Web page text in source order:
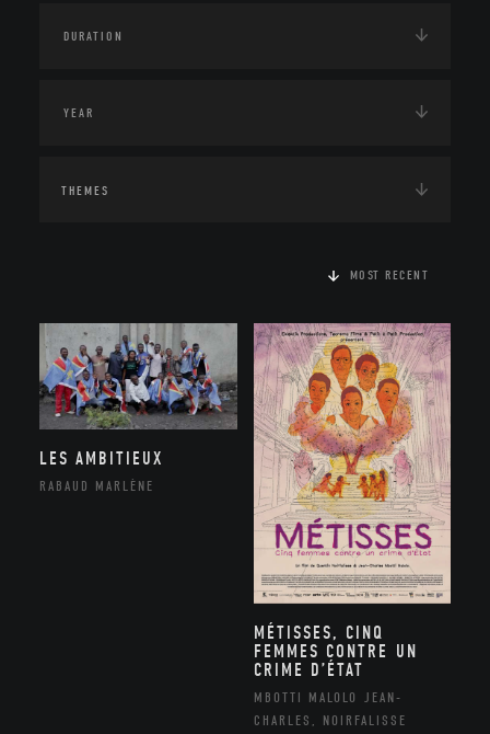
THEMES
MOST RECENT
LES AMBITIEUX
RABAUD MARLÈNE
MÉTISSES, CINQ
FEMMES CONTRE UN
CRIME D’ÉTAT
MBOTTI MALOLO JEAN-
CHARLES, NOIRFALISSE